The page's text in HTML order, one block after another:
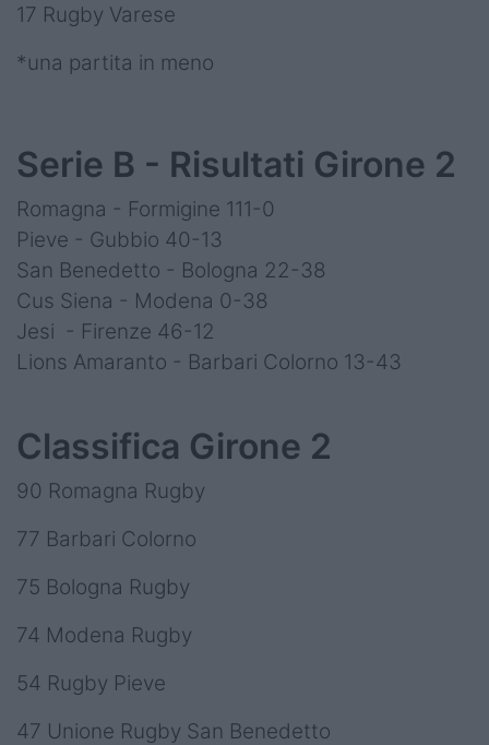
17 Rugby Varese
*una partita in meno
Serie B - Risultati Girone 2
Romagna - Formigine 111-0
Pieve - Gubbio 40-13
San Benedetto - Bologna 22-38
Cus Siena - Modena 0-38
Jesi - Firenze 46-12
Lions Amaranto - Barbari Colorno 13-43
Classifica Girone 2
90 Romagna Rugby
77 Barbari Colorno
75 Bologna Rugby
74 Modena Rugby
54 Rugby Pieve
47 Unione Rugby San Benedetto